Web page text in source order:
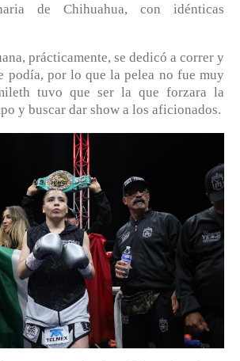
de Chihuahua, con idénticas
prácticamente, se dedicó a correr y
podía, por lo que la pelea no fue muy
tuvo que ser la que forzara la
y buscar dar show a los aficionados.